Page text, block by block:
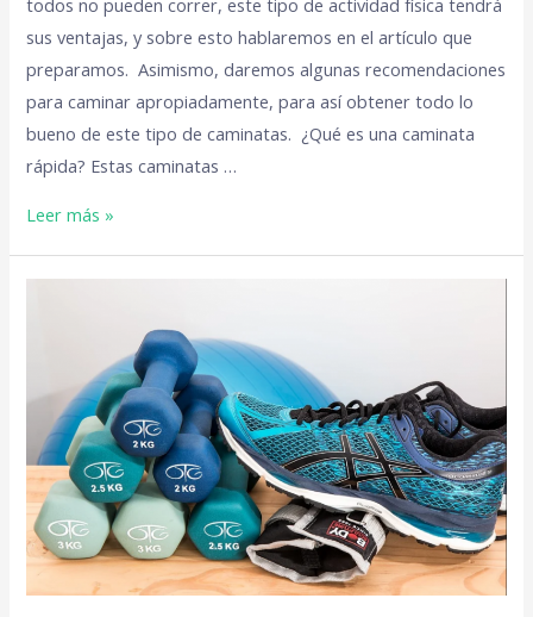
sus ventajas, y sobre esto hablaremos en el artículo que
preparamos. Asimismo, daremos algunas recomendaciones
para caminar apropiadamente, para así obtener todo lo
bueno de este tipo de caminatas. ¿Qué es una caminata
rápida? Estas caminatas …
Leer más »